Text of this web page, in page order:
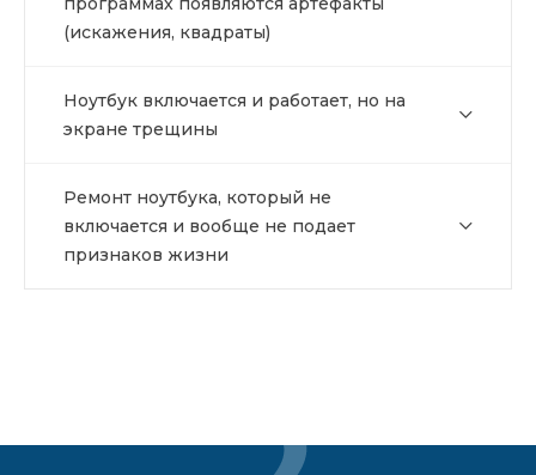
(искажения, квадраты)
Ноутбук включается и работает, но на
экране трещины
Ремонт ноутбука, который не
включается и вообще не подает
признаков жизни